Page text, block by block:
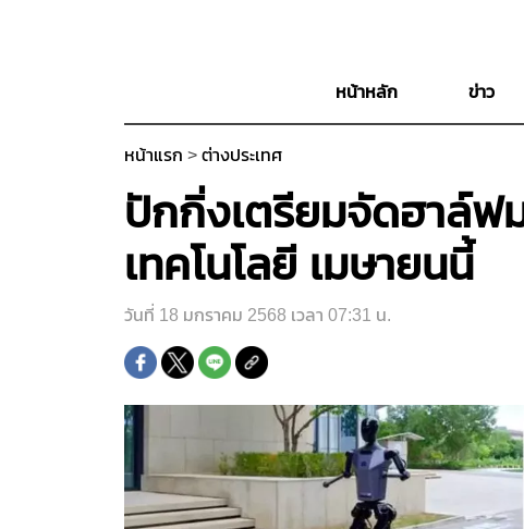
หน้าหลัก ข่าว
หน้าแรก > ต่างประเทศ
ปักกิ่งเตรียมจัดฮาล์ฟ
เทคโนโลยี เมษายนนี้
วันที่ 18 มกราคม 2568 เวลา 07:31 น.